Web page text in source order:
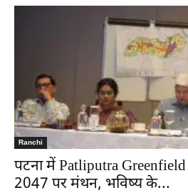
Ranchi
पटना में Patliputra
2047 पर मंथन, भविष्य के...